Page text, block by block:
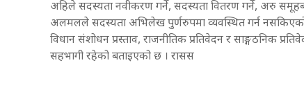
अहिले सदस्यता नवीकरण गर्ने, सदस्यता वितरण गर्ने, अरु
अलमलले सदस्यता अभिलेख पुर्णरुपमा व्यवस्थित गर्न
विधान संशोधन प्रस्ताव, राजनीतिक प्रतिवेदन र साङ्गठनिक
सहभागी रहेको बताइएको छ । रासस